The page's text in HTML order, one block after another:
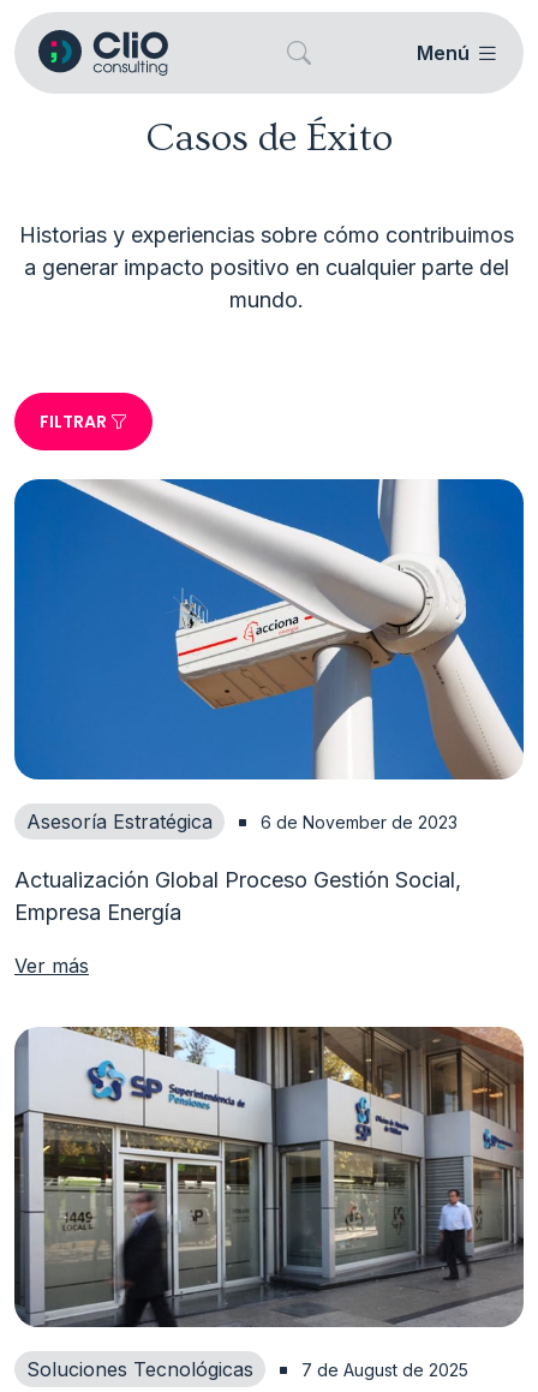
Menú
Casos de Éxito
Historias y experiencias sobre cómo contribuimos
a generar impacto positivo en cualquier parte del
FILTRAR
Asesoría Estratégica 6 de November de 2023
Actualización Global Proceso Gestión Social,
Empresa Energía
Ver más
Soluciones Tecnológicas 7 de August de 2025